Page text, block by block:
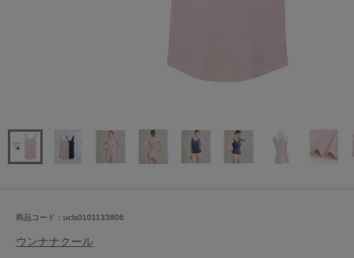
商品コード：ucls0101133806
ウンナナクール